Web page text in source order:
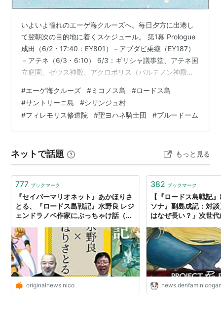
いよいよ憧れのエーゲ海クルーズへ。毎日夕方に出港し
て翌朝次の目的地に着くスケジュール。 第1幕 Prologue
成田（6/2・17:40：EY801）－アブダビ乗継（EY187）
－アテネ（6/3・6:10） 6/3：ギリシャ議事堂、アテネ国
立庭園、ゼウス神殿、アクロポリス（パルテノン神殿）
院、ミコノスタウン 6/6：古代エフェソス／クシャダス
（トルコ）…聖母マリアの家、シリンジェ村、クシャダ
ス市街 6/7：ロードス島…フィレモリス修道院、騎士団長
の宮殿、ロドスシティ 6/8：サントリーニ島…イア村（ブ
#エーゲ海クルーズ #ミコノス島 #ロードス島
#サントリーニ島 #シリンジュ村
#フィレモリス修道院 #聖ヨハネ騎士団 #ブルードーム
ネットで話題 もっと見る
777 ブックマーク
『セイバーマリオネット』あかほりさ
とる、『ロードス島戦記』水野良 レジ
ェンドラノベ作家にぶっちゃけ話（真
は書いたらダメ」「（初版7万部で
も）売れないからやめましょう」と言
われた時代
originalnews.nico
382 ブックマーク
【『ロードス島戦記
ソナ』副島成記：対
はなぜ長い？」次世
【新生・王道ファン
②】